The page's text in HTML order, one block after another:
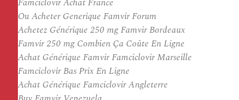
Ou Acheter Generique Famvir Forum
Achetez Générique 250 mg Famvir Bordeaux
Famvir 250 mg Combien Ça Coûte En Ligne
Achat Générique Famvir Famciclovir Marseille
Famciclovir Bas Prix En Ligne
Achat Générique Famciclovir Angleterre